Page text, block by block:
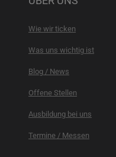
Wie wir ticken
Was uns wichtig ist
Blog / News
Offene Stellen
Ausbildung bei uns
Termine / Messen